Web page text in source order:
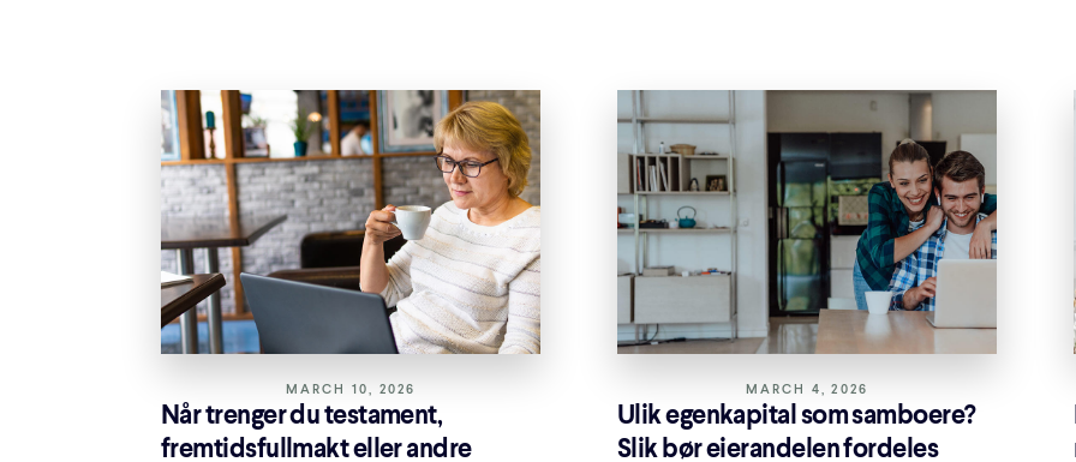
MARCH 10, 2026
Når trenger du testament,
fremtidsfullmakt eller andre
MARCH 4, 2026
Ulik egenkapital som samboere?
Slik bør eierandelen fordeles